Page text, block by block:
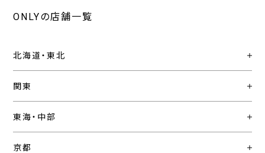
ONLYの店舗一覧
北海道・東北
関東
東海・中部
京都